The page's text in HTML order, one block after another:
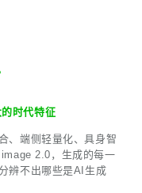
时代特征
、端侧轻量化、具身智
2.0，生成的每一
辨不出哪些是AI生成